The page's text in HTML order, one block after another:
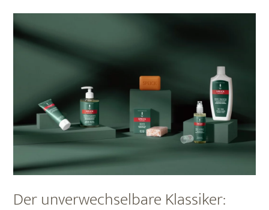
Der unverwechselbare Klassiker: